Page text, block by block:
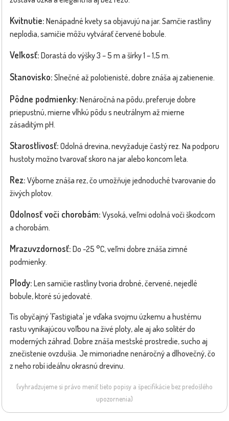
Kvitnutie: Nenápadné kvety sa objavujú na jar. Samčie rastliny
neplodia, samičie môžu vytvárať červené bobule.
Veľkosť: Dorastá do výšky 3 – 5 m a šírky 1 – 1,5 m.
Stanovisko: Slnečné až polotienisté, dobre znáša aj zatienenie.
Pôdne podmienky: Nenáročná na pôdu, preferuje dobre
priepustnú, mierne vlhkú pôdu s neutrálnym až mierne
zásaditým pH.
Starostlivosť: Odolná drevina, nevyžaduje častý rez. Na podporu
hustoty možno tvarovať skoro na jar alebo koncom leta.
Rez: Výborne znáša rez, čo umožňuje jednoduché tvarovanie do
živých plotov.
Odolnosť voči chorobám: Vysoká, veľmi odolná voči škodcom
a chorobám.
Mrazuvzdornosť: Do -25 °C, veľmi dobre znáša zimné
podmienky.
Plody: Len samičie rastliny tvoria drobné, červené, nejedlé
bobule, ktoré sú jedovaté.
Tis obyčajný 'Fastigiata' je vďaka svojmu úzkemu a hustému
rastu vynikajúcou voľbou na živé ploty, ale aj ako solitér do
moderných záhrad. Dobre znáša mestské prostredie, sucho aj
znečistenie ovzdušia. Je mimoriadne nenáročný a dlhovečný, čo
z neho robí ideálnu okrasnú drevinu.
(vyhradzujeme si právo meniť tieto popisy a špecifikácie bez predošlého
upozornenia)